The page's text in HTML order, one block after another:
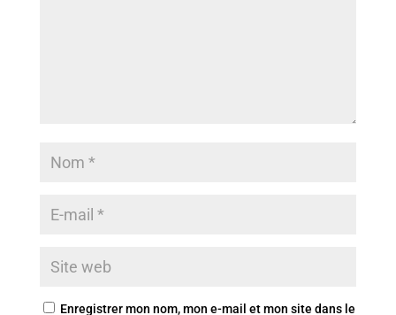
Enregistrer mon nom, mon e-mail et mon site dans le